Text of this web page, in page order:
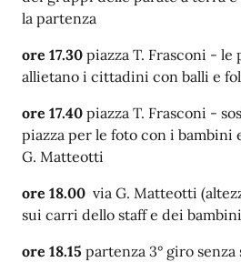
la partenza
ore 17.30 piazza T. Frasconi - le
allietano i cittadini con balli e
ore 17.40 piazza T. Frasconi -
piazza per le foto con i bambini
G. Matteotti
ore 18.00 via G. Matteotti
sui carri dello staff e dei bambini
ore 18.15 partenza 3° giro senza